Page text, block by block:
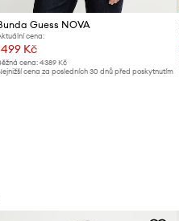
Guess NOVA
cena:
Kč
cena:4389 Kč
cena za posledních 30 dnů před poskytnutím